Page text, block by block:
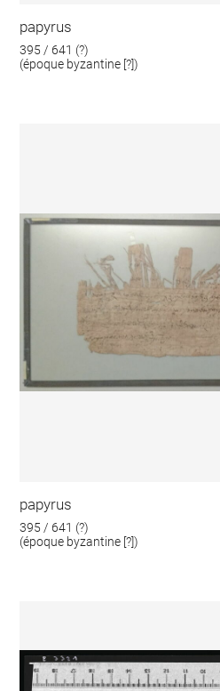
papyrus
395 / 641 (?)
(époque byzantine [?])
papyrus
395 / 641 (?)
(époque byzantine [?])